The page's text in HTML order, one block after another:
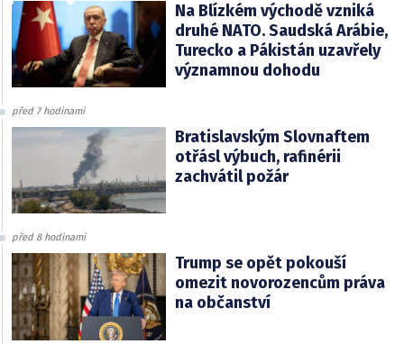
Na Blízkém východě vzniká
druhé NATO. Saudská Arábie,
Turecko a Pákistán uzavřely
významnou dohodu
před 7 hodinami
Bratislavským Slovnaftem
otřásl výbuch, rafinérii
zachvátil požár
před 8 hodinami
Trump se opět pokouší
omezit novorozencům práva
na občanství